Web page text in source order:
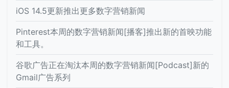
iOS 14.5更新推出更多数字营销新闻
Pinterest本周的数字营销新闻[播客]推出新的首映功能
和工具。
谷歌广告正在淘汰本周的数字营销新闻[Podcast]新的
Gmail广告系列